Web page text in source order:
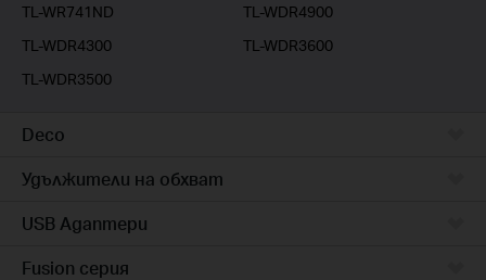
TL-WR741ND
TL-WDR4900
TL-WDR4300
TL-WDR3600
TL-WDR3500
Deco
Удължители на обхват
USB Адаптери
Fusion серия